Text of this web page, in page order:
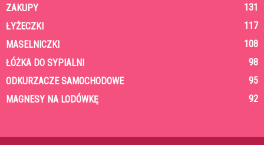
ZAKUPY
131
ŁYŻECZKI
117
MASELNICZKI
108
ŁÓŻKA DO SYPIALNI
98
ODKURZACZE SAMOCHODOWE
95
MAGNESY NA LODÓWKĘ
92